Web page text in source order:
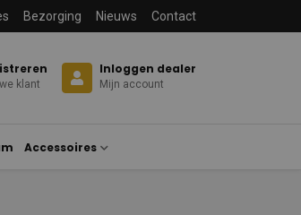
Bezorging Nieuws Contact
klant
Inloggen dealer
Mijn account
Accessoires